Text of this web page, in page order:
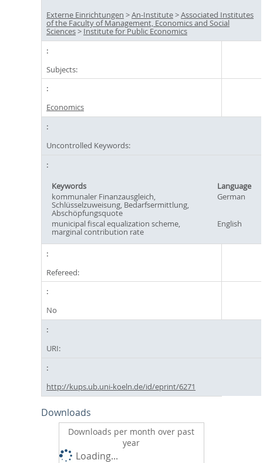
Externe Einrichtungen >An-Institute>Associated Institutes
of the Faculty of Management, Economics and Social
Sciences> Institute for Public Economics
Subjects:
Economics
Uncontrolled Keywords:
Keywords
Language
kommunaler Finanzausgleich,
Schlüsselzuweisung, Bedarfsermittlung,
Abschöpfungsquote
German
municipal fiscal equalization scheme,
marginal contribution rate
English
Refereed:
No
URI:
http://kups.ub.uni-koeln.de/id/eprint/6271
Downloads
Downloads per month over past
year
Loading...